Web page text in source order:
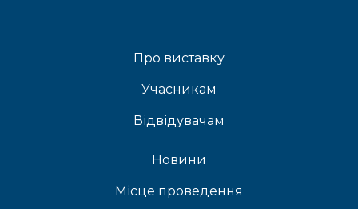
Про виставку
Учасникам
Відвідувачам
Новини
Місце проведення